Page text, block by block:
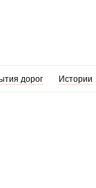
дорог Истории